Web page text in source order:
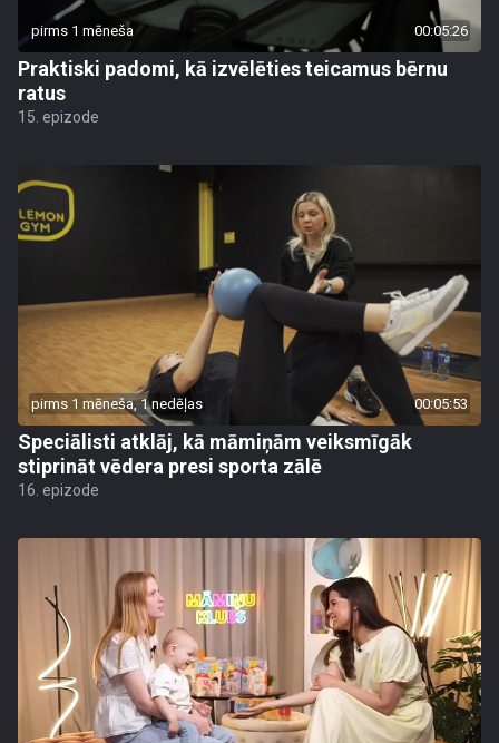
pirms 1 mēneša 00:05:26
Praktiski padomi, kā izvēlēties teicamus bērnu
ratus
15. epizode
pirms 1 mēneša, 1 nedēļas 00:05:53
Speciālisti atklāj, kā māmiņām veiksmīgāk
stiprināt vēdera presi sporta zālē
16. epizode